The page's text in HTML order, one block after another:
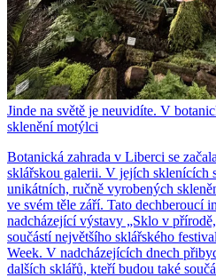
Jinde na světě je neuvidíte. V
sklenění motýlci
Botanická zahrada v Liberci se
sklářskou galerii. V jejích sklenících
unikátních, ručně vyrobených
ve svém těle září. Tato dechberoucí
nadcházející výstavy „Sklo v
součástí největšího sklářského
Week. V nadcházejících dnech
dalších sklářů, kteří budou také